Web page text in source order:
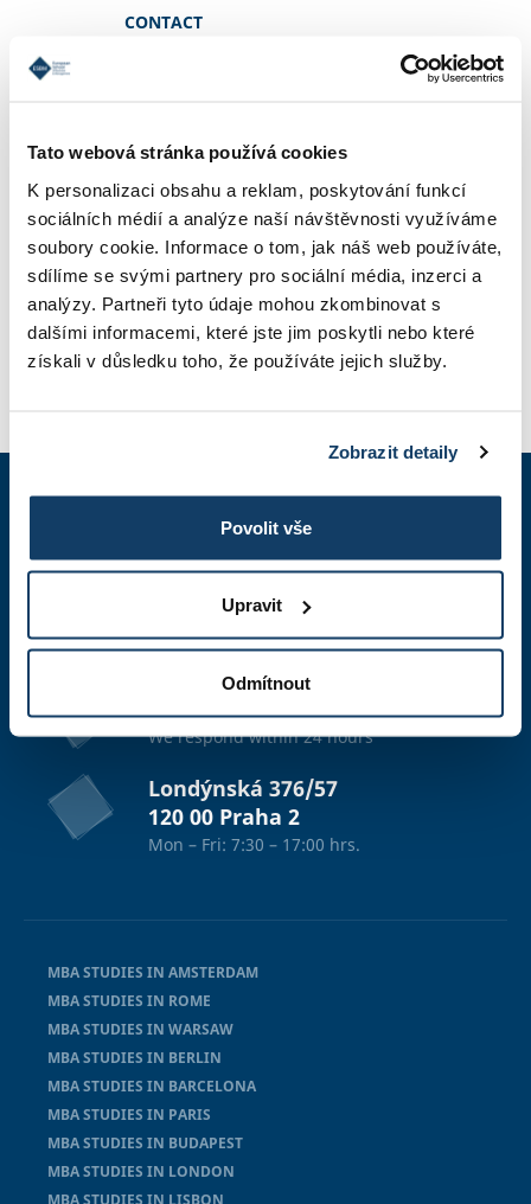
Tato webová stránka používá cookies
K personalizaci obsahu a reklam, poskytování funkcí
sociálních médií a analýze naší návštěvnosti využíváme
soubory cookie. Informace o tom, jak náš web používáte,
sdílíme se svými partnery pro sociální média, inzerci a
analýzy. Partneři tyto údaje mohou zkombinovat s
dalšími informacemi, které jste jim poskytli nebo které
získali v důsledku toho, že používáte jejich služby.
Zobrazit detaily
Povolit vše
Upravit
Odmítnout
CONTACT
TUITION
PHOTO GALLERY
+420 603 836 740
7:30 – 17:00 hrs.
studium@esbm.cz
We respond within 24 hours
info@esbm.cz
We respond within 24 hours
Londýnská 376/57
120 00 Praha 2
Mon – Fri: 7:30 – 17:00 hrs.
MBA STUDIES IN AMSTERDAM
MBA STUDIES IN ROME
MBA STUDIES IN WARSAW
MBA STUDIES IN BERLIN
MBA STUDIES IN BARCELONA
MBA STUDIES IN PARIS
MBA STUDIES IN BUDAPEST
MBA STUDIES IN LONDON
MBA STUDIES IN LISBON